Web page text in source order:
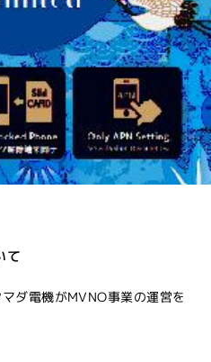
て
ダ電機がMVNO事業の運営を